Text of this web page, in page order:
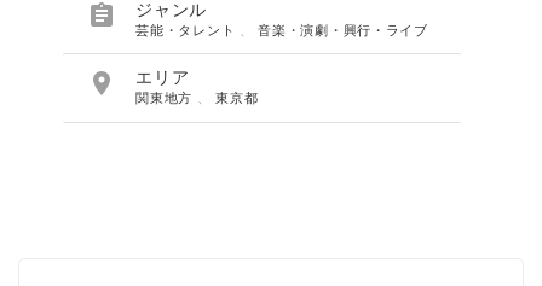
 ジャンル
芸能・タレント 、音楽・演劇・興行・ライブ
 エリア
関東地方 、東京都